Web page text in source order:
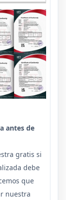
antes de
gratis si
debe
que
nuestra